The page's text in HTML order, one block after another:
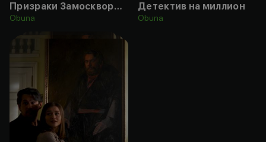
Призраки Замоскворечья
Obuna
Детектив на миллион
Obuna